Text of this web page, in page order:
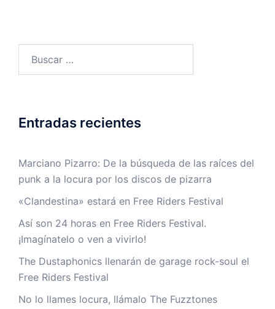
Entradas recientes
Marciano Pizarro: De la búsqueda de las raíces del
punk a la locura por los discos de pizarra
«Clandestina» estará en Free Riders Festival
Así son 24 horas en Free Riders Festival.
¡Imagínatelo o ven a vivirlo!
The Dustaphonics llenarán de garage rock-soul el
Free Riders Festival
No lo llames locura, llámalo The Fuzztones